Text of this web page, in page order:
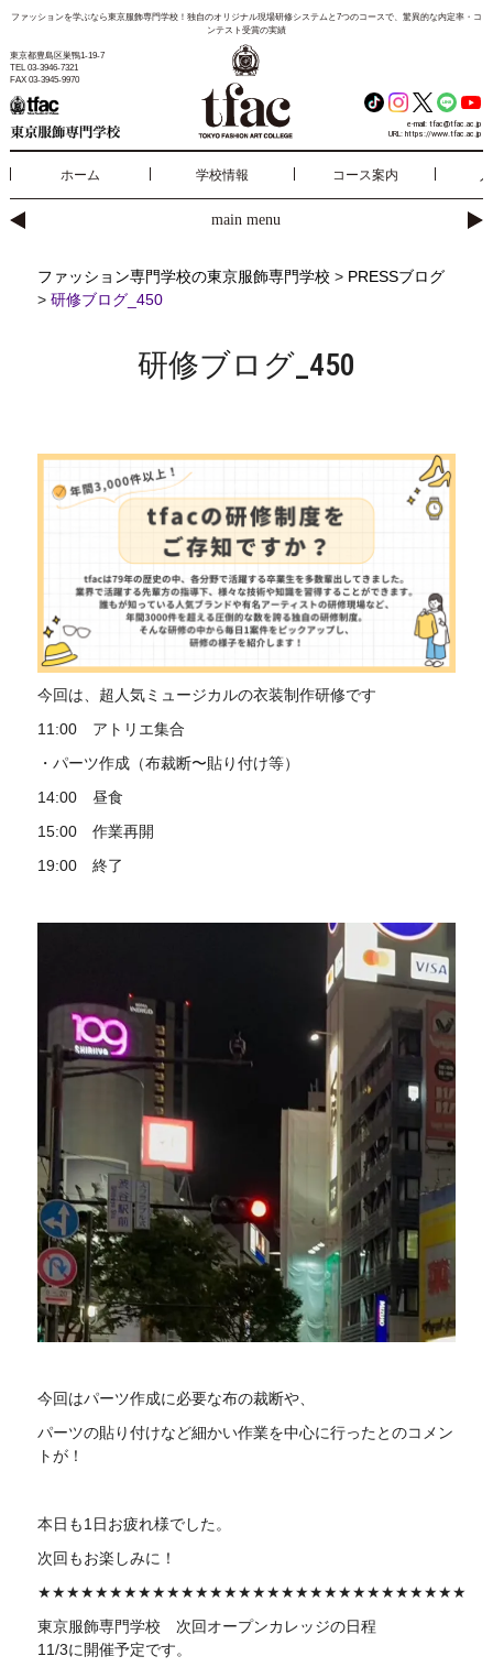
ファッションを学ぶなら東京服飾専門学校！独自のオリジナル現場研修システムと7つのコースで、驚異的な内定率・コ
ンテスト受賞の実績
東京都豊島区巣鴨1-19-7
TEL 03-3946-7321
FAX 03-3945-9970
e-mail: tfac@tfac.ac.jp
URL: https://www.tfac.ac.jp
ホーム 学校情報 コース案内
main menu
ファッション専門学校の東京服飾専門学校 > PRESSブログ
> 研修ブログ_450
研修ブログ_450
今回は、超人気ミュージカルの衣装制作研修です
11:00 アトリエ集合
・パーツ作成（布裁断〜貼り付け等）
14:00 昼食
15:00 作業再開
19:00 終了
今回はパーツ作成に必要な布の裁断や、
パーツの貼り付けなど細かい作業を中心に行ったとのコメン
トが！
本日も1日お疲れ様でした。
次回もお楽しみに！
★★★★★★★★★★★★★★★★★★★★★★★★★★★★★★
東京服飾専門学校 次回 オープンカレッジの日程
11/3に開催予定です。